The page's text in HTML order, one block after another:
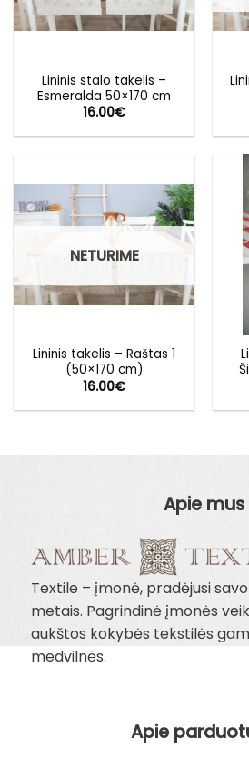
Lininis stalo takelis –
Esmeralda 50×170 cm
16.00€
NETURIME
Lininis takelis – Raštas 1
(50×170 cm)
16.00€
Apie mus
Textile – įmonė, pradėjusi
metais. Pagrindinė įmonės
aukštos kokybės tekstilės
medvilnės.
Apie